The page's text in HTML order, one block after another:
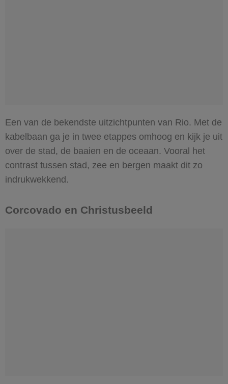
Een van de bekendste uitzichtpunten van Rio. Met de
kabelbaan ga je in twee etappes omhoog en kijk je uit
over de stad, de baaien en de oceaan. Vooral het
contrast tussen stad, zee en bergen maakt dit zo
indrukwekkend.
Corcovado en Christusbeeld